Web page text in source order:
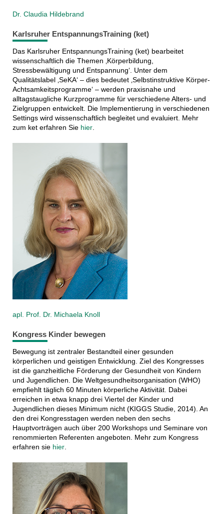
Dr. Claudia Hildebrand
Karlsruher EntspannungsTraining (ket)
Das Karlsruher EntspannungsTraining (ket) bearbeitet
wissenschaftlich die Themen ‚Körperbildung,
Stressbewältigung und Entspannung‘. Unter dem
Qualitätslabel ‚SeKA‘ – dies bedeutet ‚Selbstinstruktive Körper-
Achtsamkeitsprogramme‘ – werden praxisnahe und
alltagstaugliche Kurzprogramme für verschiedene Alters- und
Zielgruppen entwickelt. Die Implementierung in verschiedenen
Settings wird wissenschaftlich begleitet und evaluiert. Mehr
zum ket erfahren Sie hier.
apl. Prof. Dr. Michaela Knoll
Kongress Kinder bewegen
Bewegung ist zentraler Bestandteil einer gesunden
körperlichen und geistigen Entwicklung. Ziel des Kongresses
ist die ganzheitliche Förderung der Gesundheit von Kindern
und Jugendlichen. Die Weltgesundheitsorganisation (WHO)
empfiehlt täglich 60 Minuten körperliche Aktivität. Dabei
erreichen in etwa knapp drei Viertel der Kinder und
Jugendlichen dieses Minimum nicht (KIGGS Studie, 2014). An
den drei Kongresstagen werden neben den sechs
Hauptvorträgen auch über 200 Workshops und Seminare von
renommierten Referenten angeboten. Mehr zum Kongress
erfahren sie hier.